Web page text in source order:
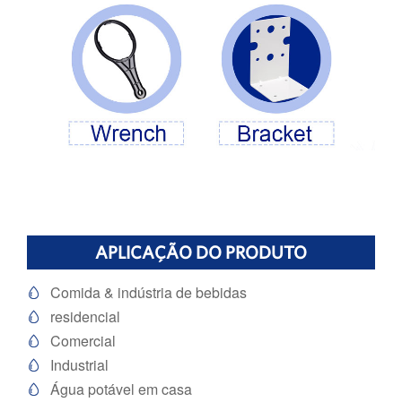
APLICAÇÃO DO PRODUTO
 Comida & indústria de bebidas
 residencial
 Comercial
 Industrial
 Água potável em casa